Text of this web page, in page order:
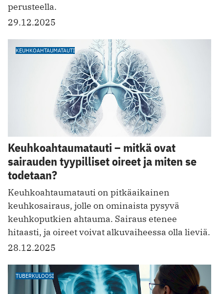
perusteella.
29.12.2025
KEUHKOAHTAUMATAUTI
Keuhkoahtaumatauti – mitkä ovat
sairauden tyypilliset oireet ja miten se
todetaan?
Keuhkoahtaumatauti on pitkäaikainen
keuhkosairaus, jolle on ominaista pysyvä
keuhkoputkien ahtauma. Sairaus etenee
hitaasti, ja oireet voivat alkuvaiheessa olla lieviä.
28.12.2025
TUBERKULOOSI